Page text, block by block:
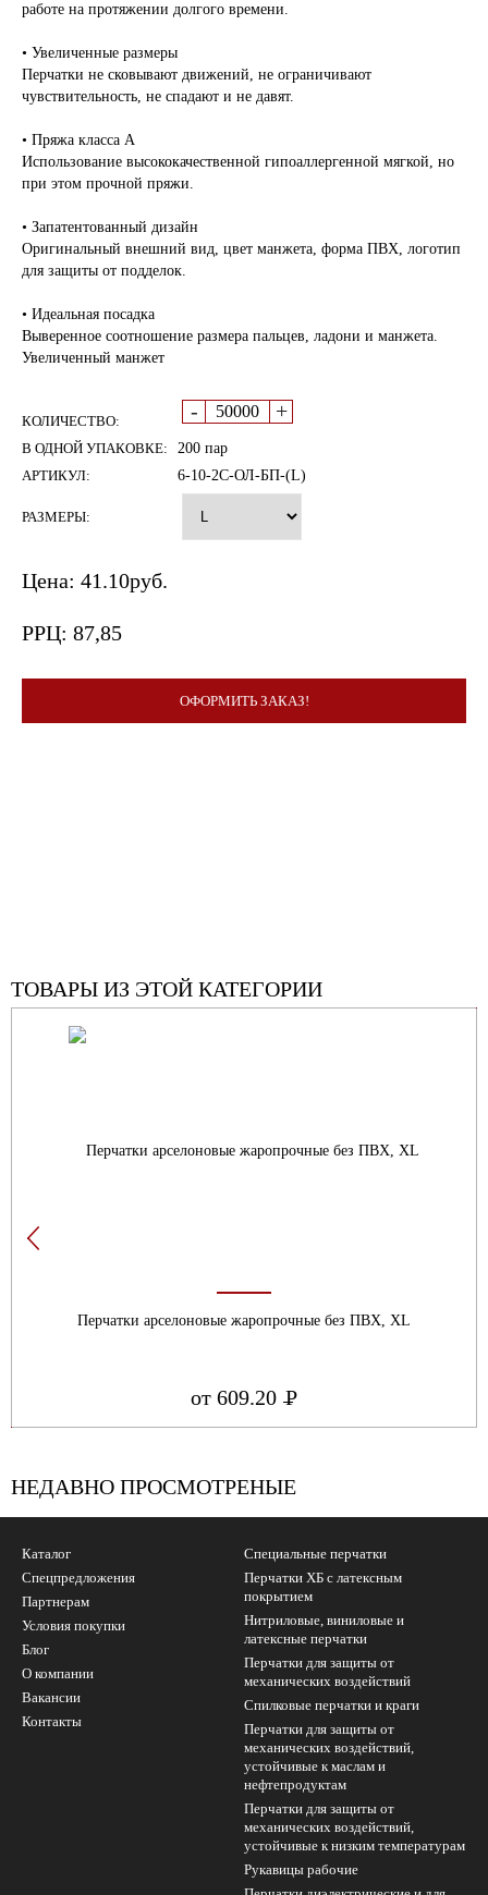
работе на протяжении долгого времени.
• Увеличенные размеры
Перчатки не сковывают движений, не ограничивают
чувствительность, не спадают и не давят.
• Пряжа класса А
Использование высококачественной гипоаллергенной мягкой, но
при этом прочной пряжи.
• Запатентованный дизайн
Оригинальный внешний вид, цвет манжета, форма ПВХ, логотип
для защиты от подделок.
• Идеальная посадка
Выверенное соотношение размера пальцев, ладони и манжета.
Увеличенный манжет
КОЛИЧЕСТВО: - +
В ОДНОЙ УПАКОВКЕ:
200 пар
АРТИКУЛ:
6-10-2C-ОЛ-БП-(L)
РАЗМЕРЫ:
Цена: 41.10руб.
РРЦ: 87,85
ОФОРМИТЬ ЗАКАЗ!
ТОВАРЫ ИЗ ЭТОЙ КАТЕГОРИИ
Перчатки арселоновые жаропрочные без ПВХ, XL
от 609.20 Р
УБ.
НЕДАВНО ПРОСМОТРЕНЫЕ
Каталог
Спецпредложения
Партнерам
Условия покупки
Блог
О компании
Вакансии
Контакты
Специальные перчатки
Перчатки ХБ с латексным
покрытием
Нитриловые, виниловые и
латексные перчатки
Перчатки для защиты от
механических воздействий
Cпилковые перчатки и краги
Перчатки для защиты от
механических воздействий,
устойчивые к маслам и
нефтепродуктам
Перчатки для защиты от
механических воздействий,
устойчивые к низким температурам
Рукавицы рабочие